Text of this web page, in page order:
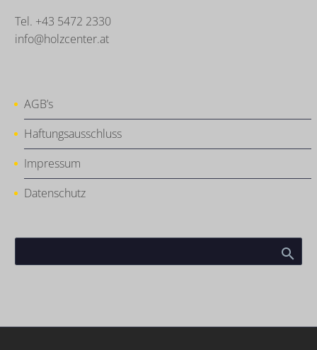
Tel. +43 5472 2330
info@holzcenter.at
AGB’s
Haftungsausschluss
Impressum
Datenschutz